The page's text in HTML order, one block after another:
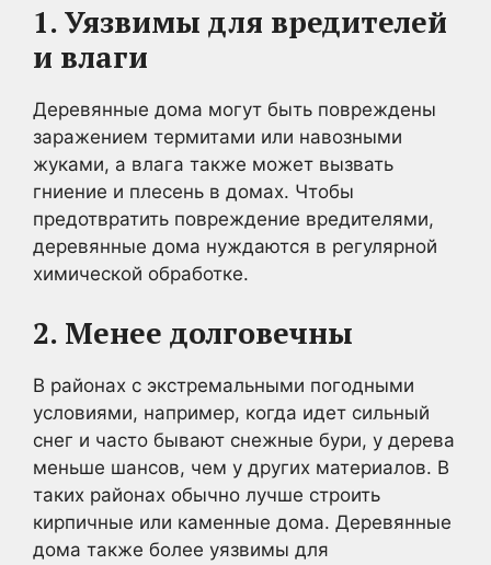
1. Уязвимы для вредителей
и влаги
Деревянные дома могут быть повреждены
заражением термитами или навозными
жуками, а влага также может вызвать
гниение и плесень в домах. Чтобы
предотвратить повреждение вредителями,
деревянные дома нуждаются в регулярной
химической обработке.
2. Менее долговечны
В районах с экстремальными погодными
условиями, например, когда идет сильный
снег и часто бывают снежные бури, у дерева
меньше шансов, чем у других материалов. В
таких районах обычно лучше строить
кирпичные или каменные дома. Деревянные
дома также более уязвимы для